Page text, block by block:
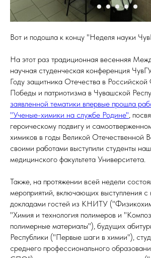
Вот и подошла к концу "Неделя науки
На этот раз традиционная весенняя
научная студенческая конференция
Году защитника Отечества в
Победы и патриотизма в Чувашской
заявленной тематики впервые прошла
"Ученые-химики на службе Родине",
героическому подвигу и
химиков в годы Великой Отечественной
своими работами выступили студенты
медицинского факультета Университета.
Также, на протяжении всей недели
мероприятий, включающих выступления с
докладами гостей из КНИТУ
"Химия и технология полимеров и
полимерные материалы"), будущих
Республики ("Первые шаги в химии"),
среднего профессионального